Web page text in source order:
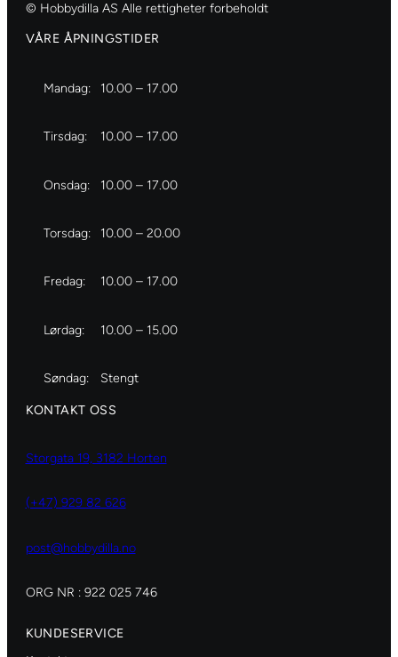
© Hobbydilla AS Alle rettigheter forbeholdt
VÅRE ÅPNINGSTIDER
Mandag: 10.00 – 17.00
Tirsdag: 10.00 – 17.00
Onsdag: 10.00 – 17.00
Torsdag: 10.00 – 20.00
Fredag: 10.00 – 17.00
Lørdag: 10.00 – 15.00
Søndag: Stengt
KONTAKT OSS
Storgata 19, 3182 Horten
(+47) 929 82 626
post@hobbydilla.no
ORG NR : 922 025 746
KUNDESERVICE